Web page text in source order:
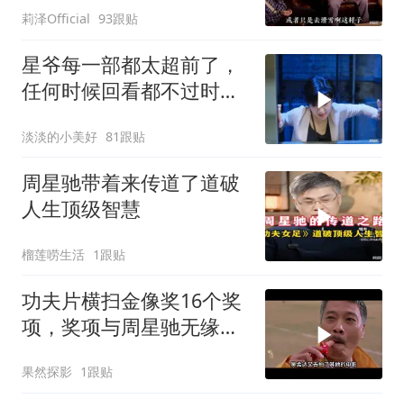
莉泽Official 93跟贴
星爷每一部都太超前了，
任何时候回看都不过时，
淡淡的小美好 81跟贴
周星驰带着来传道了道破
人生顶级智慧
榴莲唠生活 1跟贴
功夫片横扫金像奖16个奖
项，奖项与周星驰无缘，
果然探影 1跟贴